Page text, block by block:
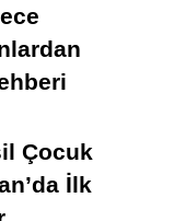
Çocuk
İlk